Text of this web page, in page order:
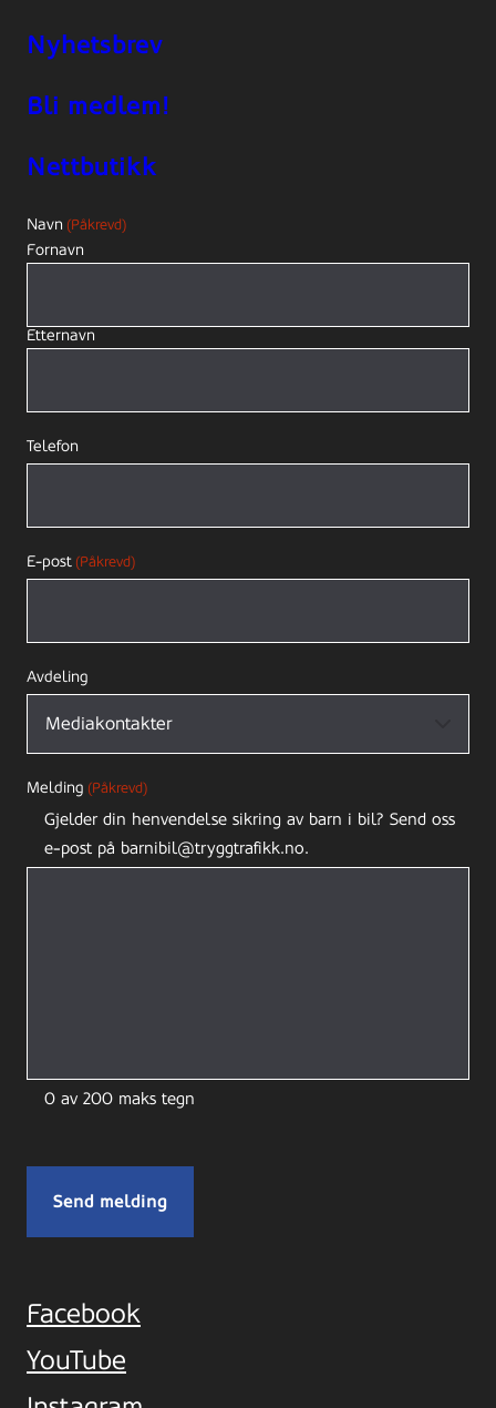
Nyhetsbrev
Bli medlem!
Nettbutikk
Navn (Påkrevd)
Fornavn
Etternavn
Telefon
E-post (Påkrevd)
Avdeling
Melding (Påkrevd)
Gjelder din henvendelse sikring av barn i bil? Send oss
e-post på barnibil@tryggtrafikk.no.
0 av 200 maks tegn
Facebook
YouTube